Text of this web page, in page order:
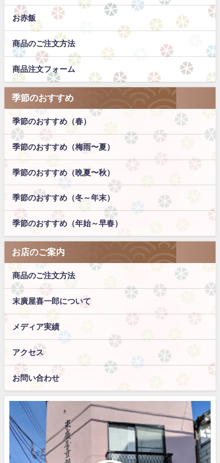
お赤飯
商品のご注文方法
商品注文フォーム
季節のおすすめ
季節のおすすめ（春）
季節のおすすめ（梅雨〜夏）
季節のおすすめ（晩夏〜秋）
季節のおすすめ（冬～年末）
季節のおすすめ（年始～早春）
お店のご案内
商品のご注文方法
末廣屋喜一郎について
メディア実績
アクセス
お問い合わせ